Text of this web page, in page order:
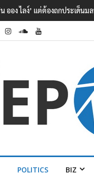
ด้านแรงงาน ฉบับใหม่ ขยา
POLITICS BIZ